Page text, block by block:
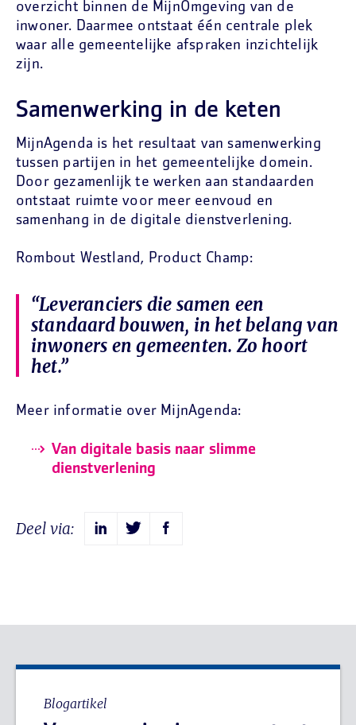
overzicht binnen de MijnOmgeving van de
inwoner. Daarmee ontstaat één centrale plek
waar alle gemeentelijke afspraken inzichtelijk
zijn.
Samenwerking in de keten
MijnAgenda is het resultaat van samenwerking
tussen partijen in het gemeentelijke domein.
Door gezamenlijk te werken aan standaarden
ontstaat ruimte voor meer eenvoud en
samenhang in de digitale dienstverlening.
Rombout Westland, Product Champ:
“Leveranciers die samen een
standaard bouwen, in het belang van
inwoners en gemeenten. Zo hoort
het.”
Meer informatie over MijnAgenda:
Van digitale basis naar slimme
dienstverlening
Deel via:
Blogartikel